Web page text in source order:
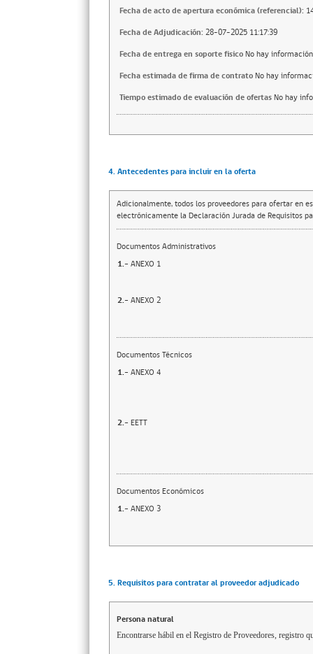
Fecha de acto de apertura económica (referencial):
Fecha de Adjudicación: 28-07-2025 11:17:39
Fecha de entrega en soporte fisicoNo hay información
Fecha estimada de firma de contratoNo hay
Tiempo estimado de evaluación de ofertasNo hay
4. Antecedentes para incluir en la oferta
Adicionalmente, todos los proveedores para ofertar en
electrónicamente la Declaración Jurada de Requisitos
Documentos Administrativos
1.- ANEXO 1
2.- ANEXO 2
Documentos Técnicos
1.- ANEXO 4
2.- EETT
Documentos Económicos
1.- ANEXO 3
5. Requisitos para contratar al proveedor adjudicado
Persona natural
Encontrarse hábil en el Registro de Proveedores, registro